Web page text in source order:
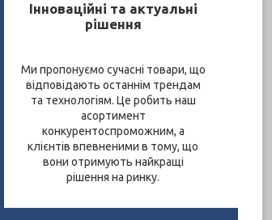
Інноваційні та актуальні
рішення
Ми пропонуємо сучасні товари, що
відповідають останнім трендам
та технологіям. Це робить наш
асортимент
конкурентоспроможним, а
клієнтів впевненими в тому, що
вони отримують найкращі
рішення на ринку.